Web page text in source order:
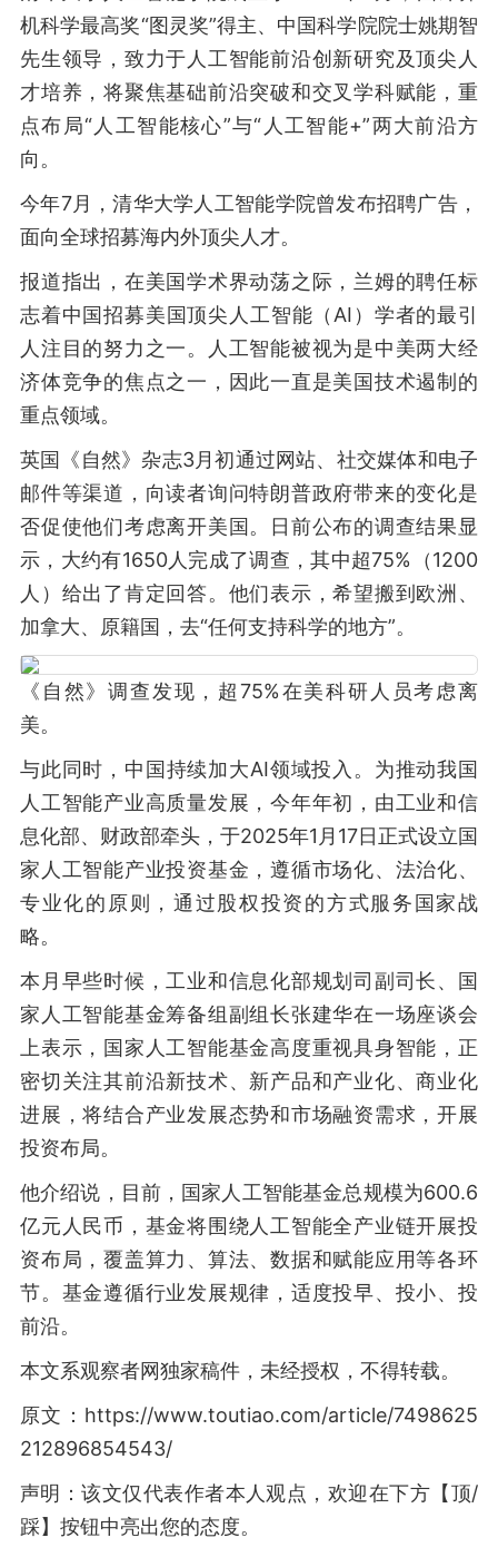
机科学最高奖“图灵奖”得主、中国科学院院士姚期智
先生领导，致力于人工智能前沿创新研究及顶尖人
才培养，将聚焦基础前沿突破和交叉学科赋能，重
点布局“人工智能核心”与“人工智能+”两大前沿方
向。
今年7月，清华大学人工智能学院曾发布招聘广告，
面向全球招募海内外顶尖人才。
报道指出，在美国学术界动荡之际，兰姆的聘任标
志着中国招募美国顶尖人工智能（AI）学者的最引
人注目的努力之一。人工智能被视为是中美两大经
济体竞争的焦点之一，因此一直是美国技术遏制的
重点领域。
英国《自然》杂志3月初通过网站、社交媒体和电子
邮件等渠道，向读者询问特朗普政府带来的变化是
否促使他们考虑离开美国。日前公布的调查结果显
示，大约有1650人完成了调查，其中超75%（1200
人）给出了肯定回答。他们表示，希望搬到欧洲、
加拿大、原籍国，去“任何支持科学的地方”。
《自然》调查发现，超75%在美科研人员考虑离
美。
与此同时，中国持续加大AI领域投入。为推动我国
人工智能产业高质量发展，今年年初，由工业和信
息化部、财政部牵头，于2025年1月17日正式设立国
家人工智能产业投资基金，遵循市场化、法治化、
专业化的原则，通过股权投资的方式服务国家战
略。
本月早些时候，工业和信息化部规划司副司长、国
家人工智能基金筹备组副组长张建华在一场座谈会
上表示，国家人工智能基金高度重视具身智能，正
密切关注其前沿新技术、新产品和产业化、商业化
进展，将结合产业发展态势和市场融资需求，开展
投资布局。
他介绍说，目前，国家人工智能基金总规模为600.6
亿元人民币，基金将围绕人工智能全产业链开展投
资布局，覆盖算力、算法、数据和赋能应用等各环
节。基金遵循行业发展规律，适度投早、投小、投
前沿。
本文系观察者网独家稿件，未经授权，不得转载。
原文：https://www.toutiao.com/article/7498625
212896854543/
声明：该文仅代表作者本人观点，欢迎在下方【顶/
踩】按钮中亮出您的态度。